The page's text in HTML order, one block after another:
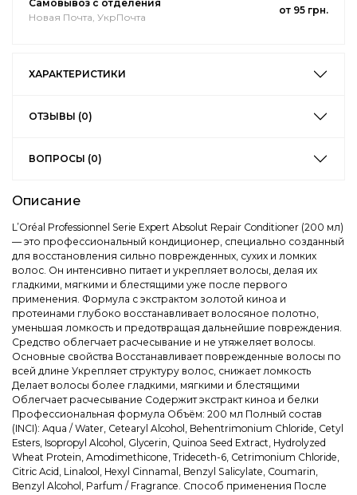
Самовывоз с отделения
Новая Почта, УкрПочта
от 95 грн.
ХАРАКТЕРИСТИКИ
ОТЗЫВЫ (0)
ВОПРОСЫ (0)
Описание
L’Oréal Professionnel Serie Expert Absolut Repair Conditioner (200 мл)
— это профессиональный кондиционер, специально созданный
для восстановления сильно поврежденных, сухих и ломких
волос. Он интенсивно питает и укрепляет волосы, делая их
гладкими, мягкими и блестящими уже после первого
применения. Формула с экстрактом золотой киноа и
протеинами глубоко восстанавливает волосяное полотно,
уменьшая ломкость и предотвращая дальнейшие повреждения.
Средство облегчает расчесывание и не утяжеляет волосы.
Основные свойства Восстанавливает поврежденные волосы по
всей длине Укрепляет структуру волос, снижает ломкость
Делает волосы более гладкими, мягкими и блестящими
Облегчает расчесывание Содержит экстракт киноа и белки
Профессиональная формула Объём: 200 мл Полный состав
(INCI): Aqua / Water, Cetearyl Alcohol, Behentrimonium Chloride, Cetyl
Esters, Isopropyl Alcohol, Glycerin, Quinoa Seed Extract, Hydrolyzed
Wheat Protein, Amodimethicone, Trideceth-6, Cetrimonium Chloride,
Citric Acid, Linalool, Hexyl Cinnamal, Benzyl Salicylate, Coumarin,
Benzyl Alcohol, Parfum / Fragrance. Способ применения После